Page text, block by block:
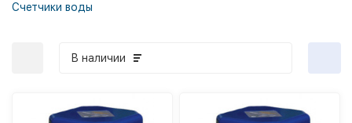
Счетчики воды
В наличии